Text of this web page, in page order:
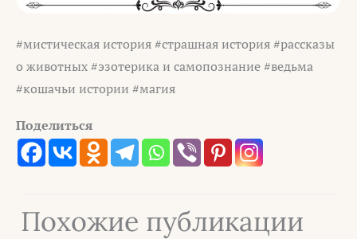
#мистическая история #страшная история #рассказы
о животных #эзотерика и самопознание #ведьма
#кошачьи истории #магия
Поделиться
Похожие публикации